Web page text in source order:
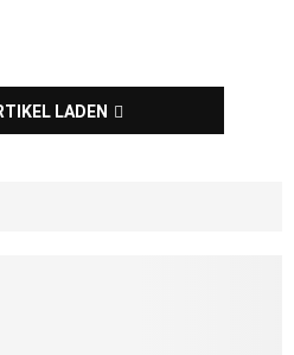
LADEN